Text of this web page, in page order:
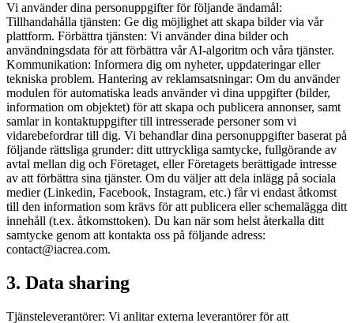
Vi använder dina personuppgifter för följande ändamål:
Tillhandahålla tjänsten: Ge dig möjlighet att skapa bilder via vår
plattform. Förbättra tjänsten: Vi använder dina bilder och
användningsdata för att förbättra vår AI-algoritm och våra tjänster.
Kommunikation: Informera dig om nyheter, uppdateringar eller
tekniska problem. Hantering av reklamsatsningar: Om du använder
modulen för automatiska leads använder vi dina uppgifter (bilder,
information om objektet) för att skapa och publicera annonser, samt
samlar in kontaktuppgifter till intresserade personer som vi
vidarebefordrar till dig. Vi behandlar dina personuppgifter baserat på
följande rättsliga grunder: ditt uttryckliga samtycke, fullgörande av
avtal mellan dig och Företaget, eller Företagets berättigade intresse
av att förbättra sina tjänster. Om du väljer att dela inlägg på sociala
medier (Linkedin, Facebook, Instagram, etc.) får vi endast åtkomst
till den information som krävs för att publicera eller schemalägga ditt
innehåll (t.ex. åtkomsttoken). Du kan när som helst återkalla ditt
samtycke genom att kontakta oss på följande adress:
contact@iacrea.com.
3. Data sharing
Tjänsteleverantörer: Vi anlitar externa leverantörer för att